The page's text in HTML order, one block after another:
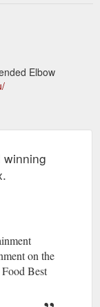
Elbow
on the
Best